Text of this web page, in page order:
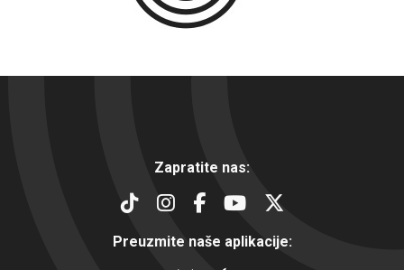
Zapratite nas:
Preuzmite naše aplikacije: